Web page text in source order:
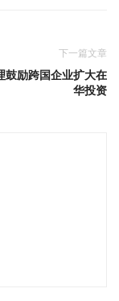
下一篇文章
鼓励跨国企业扩大在
华投资